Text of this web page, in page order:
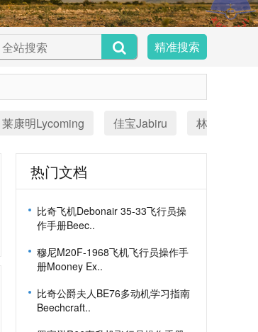
精准搜索
莱康明Lycoming 佳宝Jabiru 林巴赫
热门文档
比奇飞机Debonair 35-33飞行员操
作手册Beec..
穆尼M20F-1968飞机飞行员操作手
册Mooney Ex..
比奇公爵夫人BE76多动机学习指南
Beechcraft..